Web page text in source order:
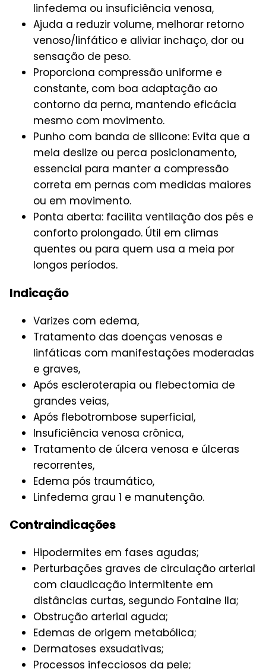
linfedema ou insuficiência venosa,
Ajuda a reduzir volume, melhorar retorno
venoso/linfático e aliviar inchaço, dor ou
sensação de peso.
Proporciona compressão uniforme e
constante, com boa adaptação ao
contorno da perna, mantendo eficácia
mesmo com movimento.
Punho com banda de silicone: Evita que a
meia deslize ou perca posicionamento,
essencial para manter a compressão
correta em pernas com medidas maiores
ou em movimento.
Ponta aberta: facilita ventilação dos pés e
conforto prolongado. Útil em climas
quentes ou para quem usa a meia por
longos períodos.
Indicação
Varizes com edema,
Tratamento das doenças venosas e
linfáticas com manifestações moderadas
e graves,
Após escleroterapia ou flebectomia de
grandes veias,
Após flebotrombose superficial,
Insuficiência venosa crônica,
Tratamento de úlcera venosa e úlceras
recorrentes,
Edema pós traumático,
Linfedema grau 1 e manutenção.
Contraindicações
Hipodermites em fases agudas;
Perturbações graves de circulação arterial
com claudicação intermitente em
distâncias curtas, segundo Fontaine Ila;
Obstrução arterial aguda;
Edemas de origem metabólica;
Dermatoses exsudativas;
Processos infecciosos da pele;